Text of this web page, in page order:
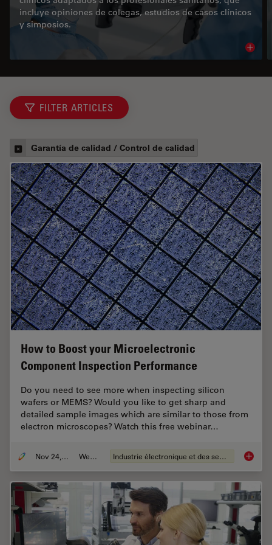
incluye opiniones de colegas, estudios de casos clínicos
y simposios.
FILTER ARTICLES
Garantía de calidad / Control de calidad
How to Boost your Microelectronic
Component Inspection Performance
Do you need to see more when inspecting silicon
wafers or MEMS? Would you like to get sharp and
detailed sample images which are similar to those from
electron microscopes? Watch this free webinar…
Nov 24, 2021 Webinar Industrie électronique et des semi-conducteurs How to